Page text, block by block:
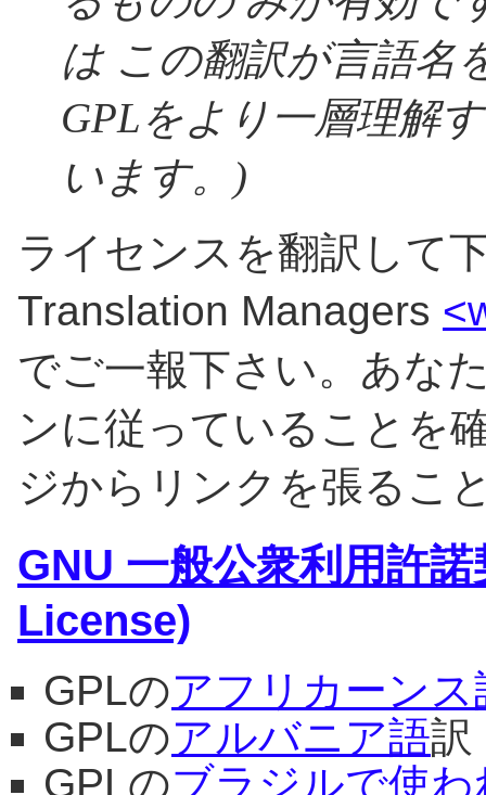
は この翻訳が言語名
GPLをより一層理解
います。)
ライセンスを翻訳して
Translation Managers
でご一報下さい。あな
ンに従っていることを
ジからリンクを張るこ
GNU 一般公衆利用許
License)
GPLのアフリカーンス
GPLのアルバニア語訳
GPLのブラジルで使